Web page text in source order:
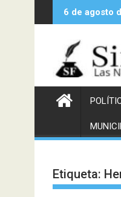
al
6 de agosto
Etiqueta: